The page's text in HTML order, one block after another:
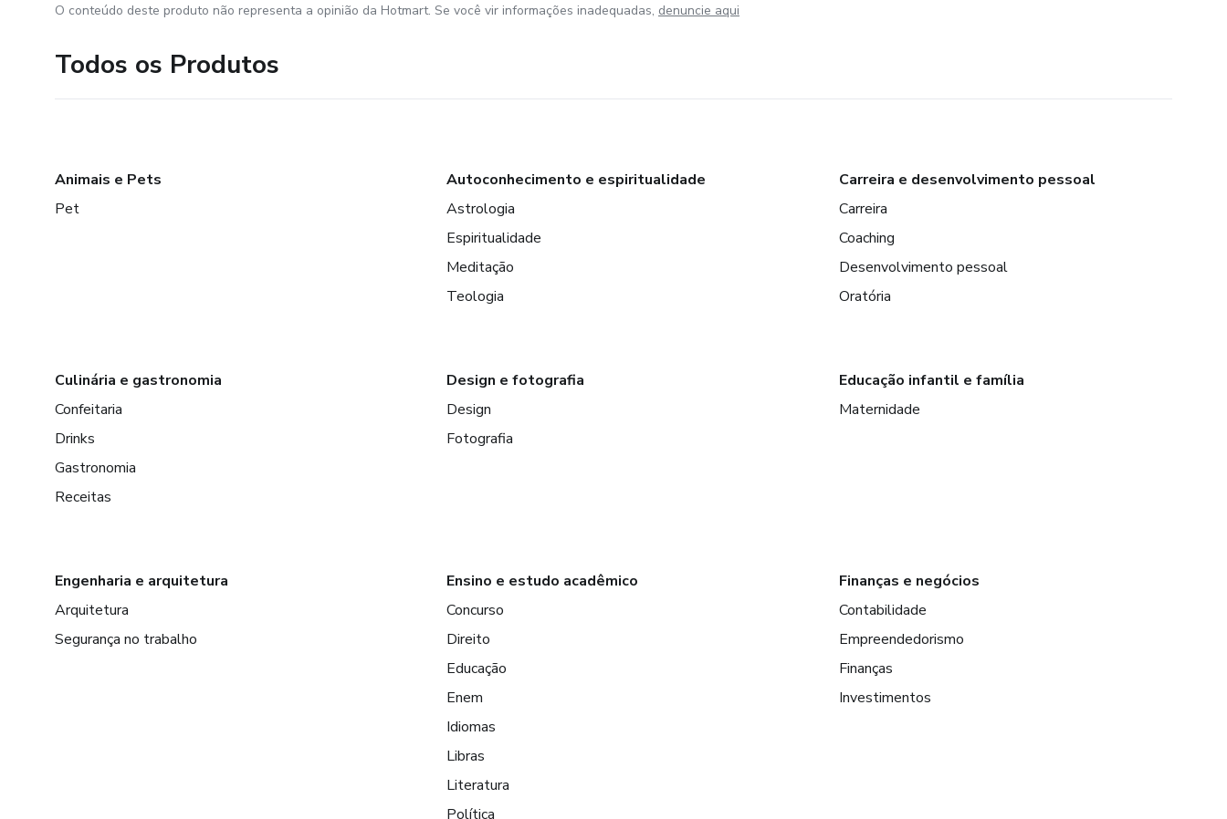
O conteúdo deste produto não representa a opinião da Hotmart. Se você vir informações inadequadas, denuncie aqui
Todos os Produtos
Animais e Pets
Pet
Autoconhecimento e espiritualidade
Astrologia
Espiritualidade
Meditação
Teologia
Carreira e desenvolvimento pessoal
Carreira
Coaching
Desenvolvimento pessoal
Oratória
Culinária e gastronomia
Confeitaria
Drinks
Gastronomia
Receitas
Design e fotografia
Design
Fotografia
Educação infantil e família
Maternidade
Engenharia e arquitetura
Arquitetura
Segurança no trabalho
Ensino e estudo acadêmico
Concurso
Direito
Educação
Enem
Idiomas
Libras
Literatura
Política
Finanças e negócios
Contabilidade
Empreendedorismo
Finanças
Investimentos